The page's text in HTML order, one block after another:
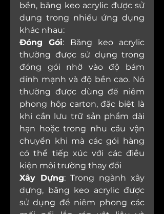
bền, băng keo acrylic được sử
dụng trong nhiều ứng dụng
khác nhau:
Đóng Gói: Băng keo acrylic
thường được sử dụng trong
đóng gói nhờ vào độ bám
dính mạnh và độ bền cao. Nó
thường được dùng để niêm
phong hộp carton, đặc biệt là
khi cần lưu trữ sản phẩm dài
hạn hoặc trong nhu cầu vận
chuyển khi mà các gói hàng
có thể tiếp xúc với các điều
kiện môi trường thay đổi
Xây Dựng: Trong ngành xây
dựng, băng keo acrylic được
sử dụng để niêm phong các